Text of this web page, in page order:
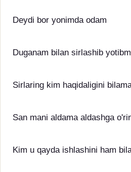
Deydi bor yonimda odam
Duganam bilan sirlashib
Sirlaring kim haqidaligini
San mani aldama aldashga
Kim u qayda ishlashini ham